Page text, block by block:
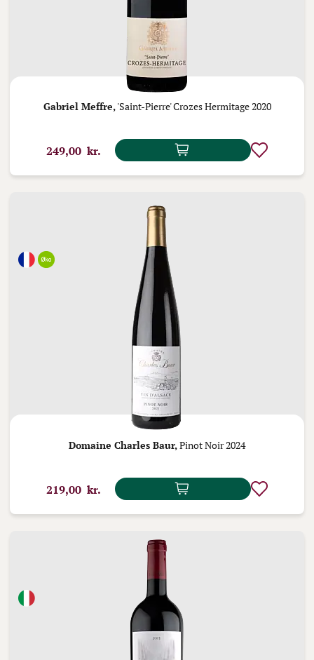
Gabriel Meffre,'Saint-Pierre' Crozes Hermitage 2020
249,00 kr.
Domaine Charles Baur, Pinot Noir 2024
219,00 kr.